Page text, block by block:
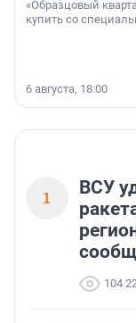
«Образцовый
купить со
6 августа, 18:00
1
ВСУ
104